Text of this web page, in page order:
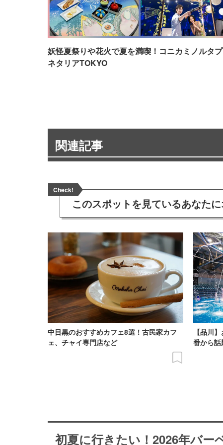
妖怪夏祭りや花火で夏を満喫！コニカミノルタ
ネタリアTOKYO
関連記事
Check!
このスポットを見ているあなた
中目黒のおすすめカフェ8選！古民家カフ
ェ、チャイ専門店など
【品川
番から
初夏に行きたい！2026年バー